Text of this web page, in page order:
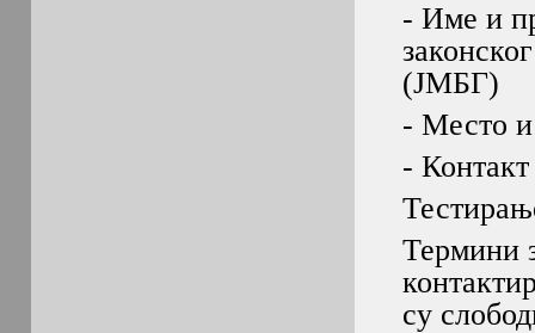
- Име и
(ЈМБГ)
- Место и
-
Термини
су